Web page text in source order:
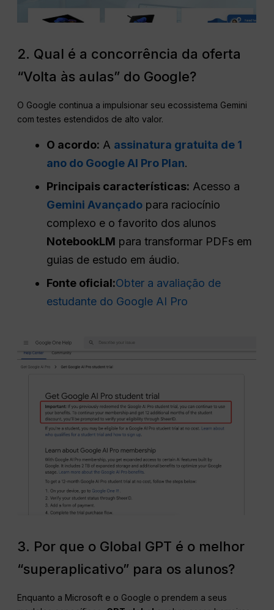
2. Qual é a concorrência da oferta
“Volta às aulas” do Google?
O Google continua a impulsionar seu ecossistema Gemini
com testes estendidos de alto valor.
O acordo: A assinatura gratuita de 1
ano do Google AI Pro Plan.
Principais características: Acesso a
Gemini Avançado para raciocínio
complexo e o favorito dos alunos
NotebookLM para transformar PDFs em
guias de estudo em áudio.
Fonte oficial:Obter a avaliação de
estudante do Google AI Pro
3. Por que o Global GPT é o melhor
“superaplicativo” para os alunos?
Enquanto a Microsoft e o Google o prendem a seus